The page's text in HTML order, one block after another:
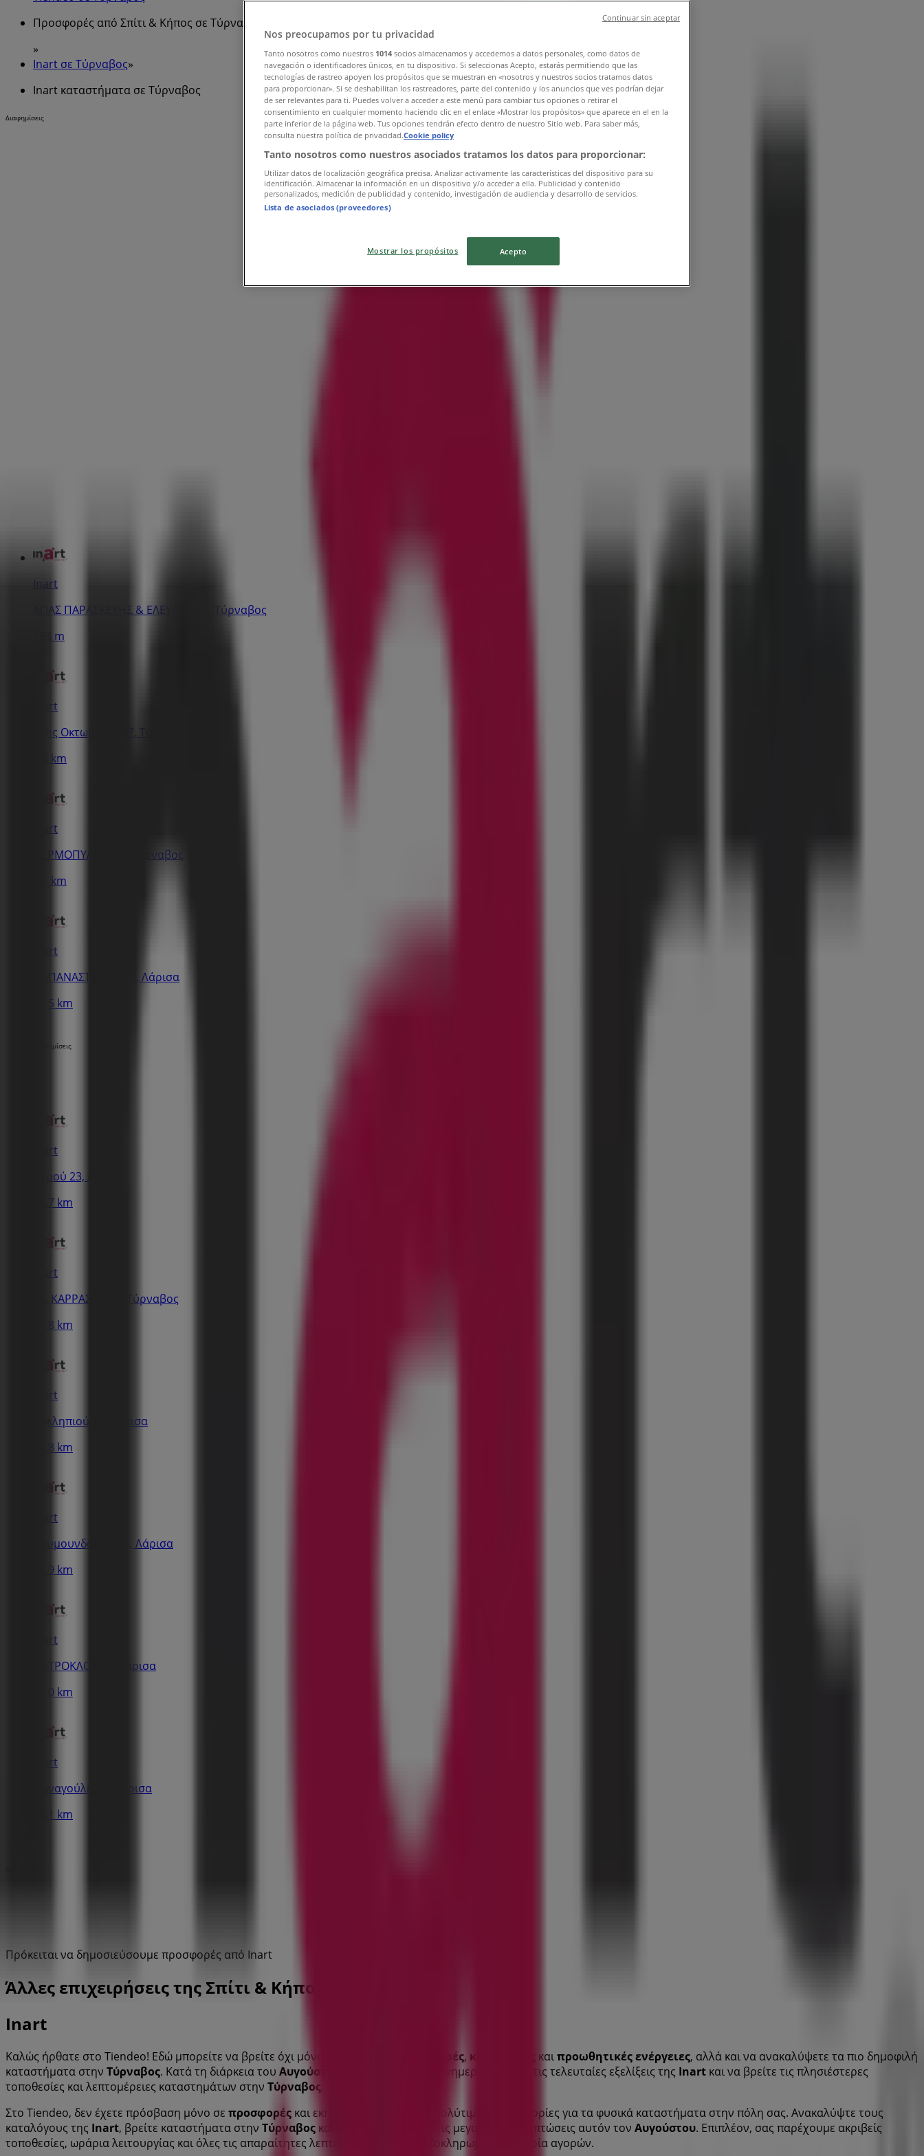
Προσφορές από Σπίτι & Κήπος σε Τύρναβος
»
Inart σε Τύρναβος»
Inart καταστήματα σε Τύρναβος
Διαφημίσεις
Inart
ΑΓΙΑΣ ΠΑΡΑΣΚΕΥΗΣ & ΕΛΕΥΘΕΡΙΑΣ, Τύρναβος
193 m
Inart
28ης Οκτωβρίου 27, Τύρναβος
5.4 km
Inart
ΘΕΡΜΟΠΥΛΩΝ 28, Τύρναβος
6.1 km
Inart
ΠΑΠΑΝΑΣΤΑΣΙΟΥ 21, Λάρισα
15.5 km
Διαφημίσεις
Inart
Ερμού 23, Λάρισα
15.7 km
Inart
ΣΤ. ΚΑΡΡΑΣΟΥ 22, Τύρναβος
15.8 km
Inart
Ασκληπιού 14, Λάρισα
15.8 km
Inart
Κουμουνδούρου 4, Λάρισα
15.9 km
Inart
ΠΑΤΡΟΚΛΟΥ 23, Λάρισα
16.0 km
Inart
Παναγούλη 43, Λάρισα
16.1 km
Πρόκειται να δημοσιεύσουμε προσφορές από Inart
Άλλες επιχειρήσεις της Σπίτι & Κήπος σε Τύρναβος
Inart
Καλώς ήρθατε στο Tiendeo! Εδώ μπορείτε να βρείτε όχι μόνο τις καλύτερες προσφορές, καταλόγους καιπροωθητικές ενέργειες, αλλά και να ανακαλύψετε τα πιο δημοφιλή
καταστήματα στην Τύρναβος. Κατά τη διάρκεια του Αυγούστου 2026 , μπορείτε να ενημερωθείτε για τις τελευταίες εξελίξεις της Inart και να βρείτε τις πλησιέστερες
τοποθεσίες και λεπτομέρειες καταστημάτων στην Τύρναβος
Στο Tiendeo, δεν έχετε πρόσβαση μόνο σε προσφορές και εκπτώσεις, αλλά και σε πολύτιμες πληροφορίες για τα φυσικά καταστήματα στην πόλη σας. Ανακαλύψτε τους
καταλόγους της Inart, βρείτε καταστήματα στην Τύρναβος και επωφεληθείτε από τις μεγαλύτερες εκπτώσεις αυτόν τον Αυγούστου. Επιπλέον, σας παρέχουμε ακριβείς
τοποθεσίες, ωράρια λειτουργίας και όλες τις απαραίτητες λεπτομέρειες για μια ολοκληρωμένη εμπειρία αγορών.
Nos preocupamos por tu privacidad
Tanto nosotros como nuestros 1014 socios almacenamos y accedemos a datos personales, como datos de
navegación o identificadores únicos, en tu dispositivo. Si seleccionas Acepto, estarás permitiendo que las
tecnologías de rastreo apoyen los propósitos que se muestran en «nosotros y nuestros socios tratamos datos
para proporcionar». Si se deshabilitan los rastreadores, parte del contenido y los anuncios que ves podrían dejar
de ser relevantes para ti. Puedes volver a acceder a este menú para cambiar tus opciones o retirar el
consentimiento en cualquier momento haciendo clic en el enlace «Mostrar los propósitos» que aparece en el en la
parte inferior de la página web. Tus opciones tendrán efecto dentro de nuestro Sitio web. Para saber más,
consulta nuestra política de privacidad.Cookie policy
Tanto nosotros como nuestros asociados tratamos los datos para proporcionar:
Utilizar datos de localización geográfica precisa. Analizar activamente las características del dispositivo para su
identificación. Almacenar la información en un dispositivo y/o acceder a ella. Publicidad y contenido
personalizados, medición de publicidad y contenido, investigación de audiencia y desarrollo de servicios.
Lista de asociados (proveedores)
Mostrar los propósitos Acepto
Continuar sin aceptar